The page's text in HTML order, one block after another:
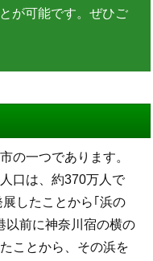
が可能です。ぜひご
の一つであります。
口は、約370万人で
したことから｢浜の
以前に神奈川宿の横の
ことから、その浜を